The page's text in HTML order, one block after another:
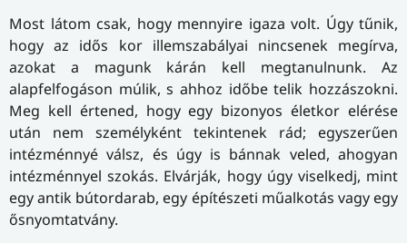
Most látom csak, hogy mennyire igaza volt. Úgy tűnik,
hogy az idős kor illemszabályai nincsenek megírva,
azokat a magunk kárán kell megtanulnunk. Az
alapfelfogáson múlik, s ahhoz időbe telik hozzászokni.
Meg kell értened, hogy egy bizonyos életkor elérése
után nem személyként tekintenek rád; egyszerűen
intézménnyé válsz, és úgy is bánnak veled, ahogyan
intézménnyel szokás. Elvárják, hogy úgy viselkedj, mint
egy antik bútordarab, egy építészeti műalkotás vagy egy
ősnyomtatvány.